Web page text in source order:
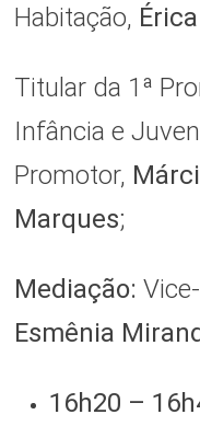
Habitação,
Titular da 1ª
Infância e
Promotor,
Marques;
Mediação:
Esmênia
16h20 –